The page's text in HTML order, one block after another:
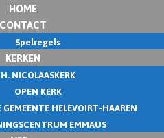
HOME
CONTACT
Spelregels
KERKEN
H. NICOLAASKERK
OPEN KERK
HELEVOIRT-HAAREN
EMMAUS